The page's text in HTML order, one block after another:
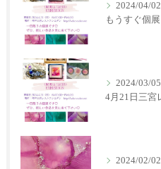
2024/04/02
もうすぐ個展
2024/03/05
2024/02/02